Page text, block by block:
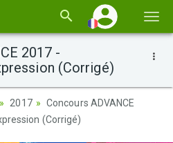
la
2017 -
(Corrigé)
2017
Concours ADVANCE
(Corrigé)